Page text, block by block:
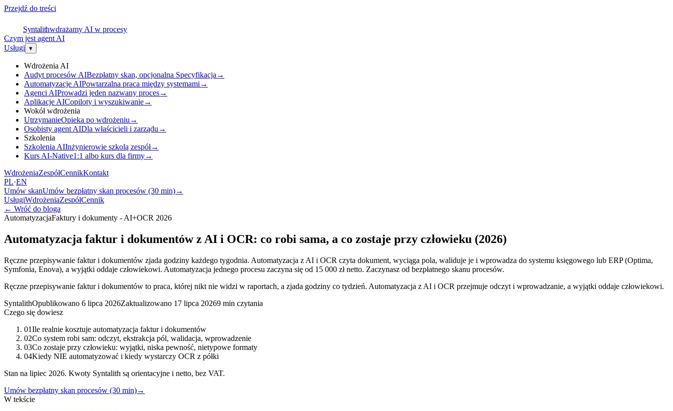
Przejdź do treści
Syntalithwdrażamy AI w procesy
Czym jest agent AI
Usługi ▾
Wdrożenia AI
Audyt procesów AIBezpłatny skan, opcjonalna Specyfikacja →
Automatyzacje AIPowtarzalna praca między systemami →
Agenci AIProwadzi jeden nazwany proces→
Aplikacje AICopiloty i wyszukiwanie→
Wokół wdrożenia
UtrzymanieOpieka po wdrożeniu →
Osobisty agent AIDla właścicieli i zarządu →
Szkolenia
Szkolenia AIInżynierowie szkolą zespół→
Kurs AI-Native1:1 albo kurs dla firmy→
WdrożeniaZespółCennikKontakt
PL·EN
Umów skanUmów bezpłatny skan procesów (30 min)→
UsługiWdrożeniaZespółCennik
← Wróć do bloga
AutomatyzacjaFaktury i dokumenty - AI+OCR 2026
Automatyzacja faktur i dokumentów z AI i OCR: co robi sama, a co zostaje przy człowieku (2026)
Ręczne przepisywanie faktur i dokumentów zjada godziny każdego tygodnia. Automatyzacja z AI i OCR czyta dokument, wyciąga pola, waliduje je i wprowadza do systemu księgowego lub ERP (Optima,
Symfonia, Enova), a wyjątki oddaje człowiekowi. Automatyzacja jednego procesu zaczyna się od 15 000 zł netto. Zaczynasz od bezpłatnego skanu procesów.
Ręczne przepisywanie faktur i dokumentów to praca, której nikt nie widzi w raportach, a zjada godziny co tydzień. Automatyzacja z AI i OCR przejmuje odczyt i wprowadzanie, a wyjątki oddaje człowiekowi.
SyntalithOpublikowano 6 lipca 2026Zaktualizowano 17 lipca 20269 min czytania
Czego się dowiesz
01Ile realnie kosztuje automatyzacja faktur i dokumentów
02Co system robi sam: odczyt, ekstrakcja pól, walidacja, wprowadzenie
03Co zostaje przy człowieku: wyjątki, niska pewność, nietypowe formaty
04Kiedy NIE automatyzować i kiedy wystarczy OCR z półki
Stan na lipiec 2026. Kwoty Syntalith są orientacyjne i netto, bez VAT.
Umów bezpłatny skan procesów (30 min)→
W tekście